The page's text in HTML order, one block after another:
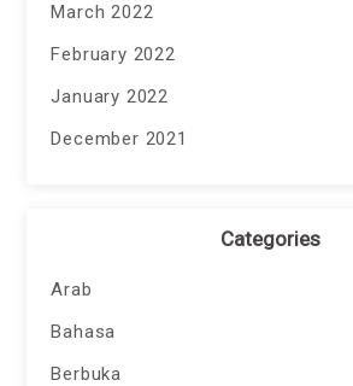
March 2022
February 2022
January 2022
December 2021
Categories
Arab
Bahasa
Berbuka